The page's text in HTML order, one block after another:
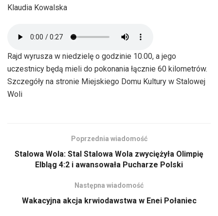
Klaudia Kowalska
Rajd wyrusza w niedzielę o godzinie 10.00, a jego
uczestnicy będą mieli do pokonania łącznie 60 kilometrów.
Szczegóły na stronie Miejskiego Domu Kultury w Stalowej
Woli
Poprzednia wiadomość
Stalowa Wola: Stal Stalowa Wola zwyciężyła Olimpię
Elbląg 4:2 i awansowała Pucharze Polski
Następna wiadomość
Wakacyjna akcja krwiodawstwa w Enei Połaniec